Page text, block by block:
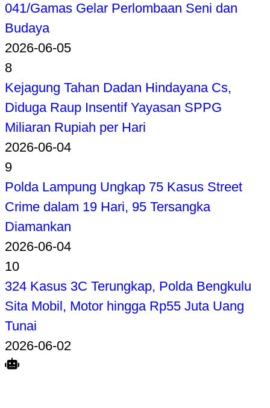
041/Gamas Gelar Perlombaan Seni dan
Budaya
2026-06-05
8
Kejagung Tahan Dadan Hindayana Cs,
Diduga Raup Insentif Yayasan SPPG
Miliaran Rupiah per Hari
2026-06-04
9
Polda Lampung Ungkap 75 Kasus Street
Crime dalam 19 Hari, 95 Tersangka
Diamankan
2026-06-04
10
324 Kasus 3C Terungkap, Polda Bengkulu
Sita Mobil, Motor hingga Rp55 Juta Uang
Tunai
2026-06-02